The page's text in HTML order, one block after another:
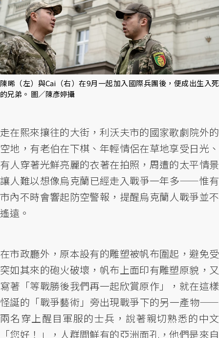
陳晞（左）與Cai（右）在9月一起加入國際兵團後，便成出生入死
的兄弟。 圖／陳彥婷攝
走在熙來攘往的大街，利沃夫市的國家歌劇院外的
空地，有老伯在下棋、年輕情侶在草地享受日光、
有人穿著光鮮亮麗的衣著在拍照，周遭的太平情景
讓人難以想像烏克蘭已經走入戰爭一年多——惟有
市內不時會響起防空警報，提醒烏克蘭人戰爭並不
遙遠。
在市政廳外，原本設有的雕塑被帆布圍起，避免受
突如其來的砲火破壞，帆布上面印有雕塑原貌，又
寫著「等戰勝後我們再一起欣賞原作」，就在這樣
怪誕的「戰爭藝術」旁出現戰爭下的另一產物——
兩名穿上醒目軍服的士兵，說著親切熟悉的中文
「您好！」，人群間鮮有的亞洲面孔，他們是來自